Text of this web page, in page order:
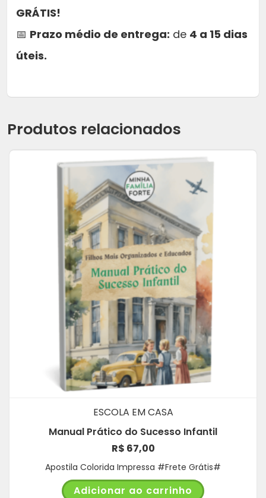
GRÁTIS!
📅 Prazo médio de entrega: de 4 a 15 dias
úteis.
Produtos relacionados
ESCOLA EM CASA
Manual Prático do Sucesso Infantil
R$ 67,00
Apostila Colorida Impressa #Frete Grátis#
Adicionar ao carrinho